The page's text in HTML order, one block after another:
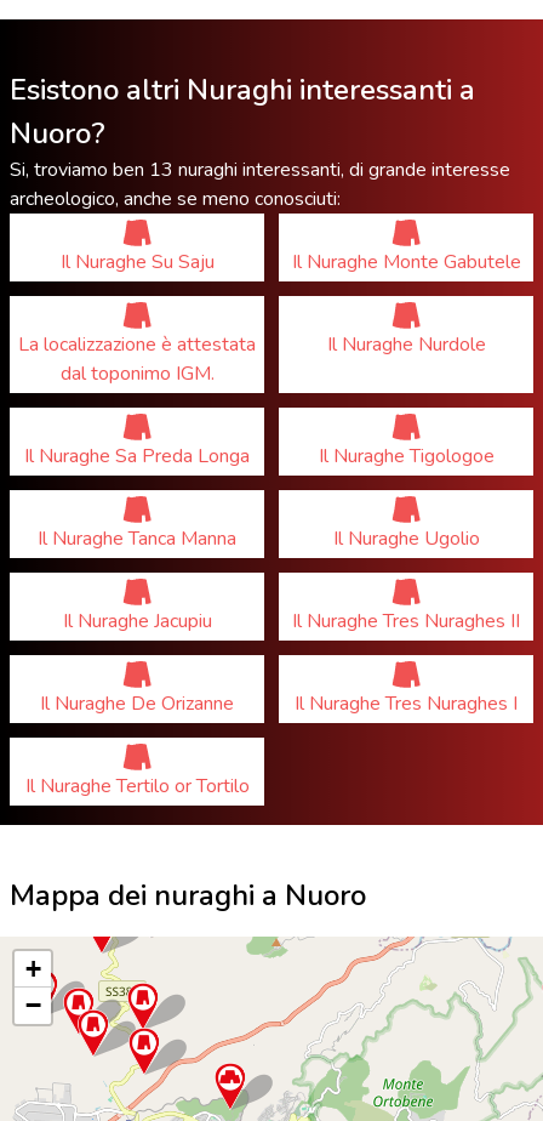
Esistono altri Nuraghi interessanti a
Nuoro?
Si, troviamo ben 13 nuraghi interessanti, di grande interesse
archeologico, anche se meno conosciuti:
Il Nuraghe Su Saju Il Nuraghe Monte Gabutele
La localizzazione è attestata
dal toponimo IGM.
Il Nuraghe Nurdole
Il Nuraghe Sa Preda Longa Il Nuraghe Tigologoe
Il Nuraghe Tanca Manna Il Nuraghe Ugolio
Il Nuraghe Jacupiu Il Nuraghe Tres Nuraghes II
Il Nuraghe De Orizanne Il Nuraghe Tres Nuraghes I
Il Nuraghe Tertilo or Tortilo
Mappa dei nuraghi a Nuoro
+
−